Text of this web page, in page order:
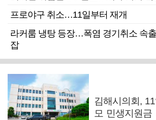
프로야구 취소…11일부터 재개
라커룸 냉탕 등장…폭염 경기취소 속
잡
김해시의회,
모 민생지원금